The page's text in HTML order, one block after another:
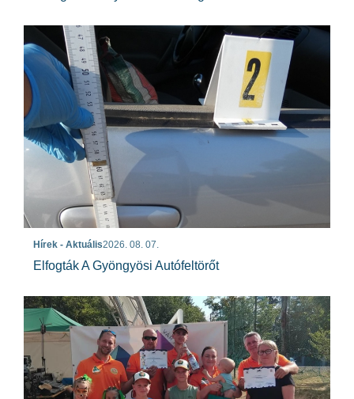
Hírek - Aktuális2026. 08. 07.
Elfogták A Gyöngyösi Autófeltörőt